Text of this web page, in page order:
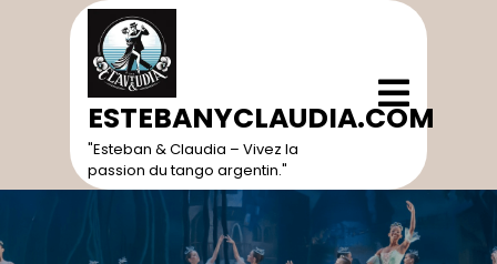
ESTEBANYCLAUDIA.COM
"Esteban & Claudia – Vivez la
passion du tango argentin."
Open
Menu